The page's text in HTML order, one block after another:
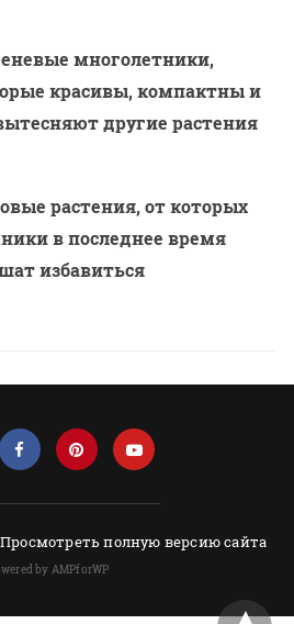
многолетники,
красивы, компактны и
другие растения
растения, от которых
в последнее время
избавиться
Просмотреть полную версию сайта
by AMPforWP